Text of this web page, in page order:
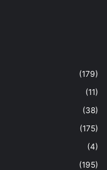
(179)
(11)
(38)
(175)
(4)
(195)